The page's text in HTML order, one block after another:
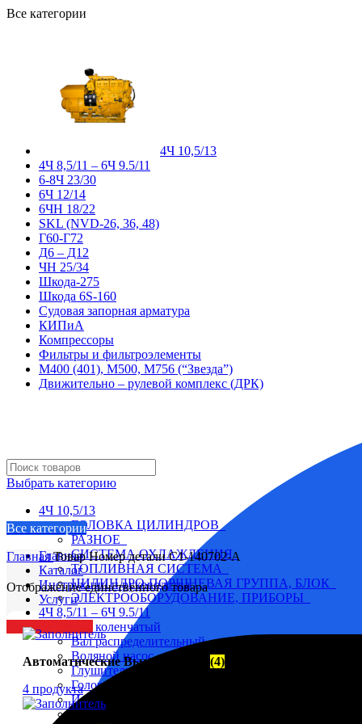
Все категории
4Ч 10,5/13
4Ч 8,5/11 – 6Ч 9.5/11
6-8Ч 23/30
6Ч 12/14
6ЧН 18/22
SKL (NVD-26, 36, 48)
Г60-Г72
Д6 – Д12
ЧН 25/34
Шкода-275
Шкода 6S-160
Судовая запорная арматура
КИПиА
Компрессоры
Фильтры и фильтроэлементы
М400 (401), М500, М756 (“Звезда”)
Движительно – рулевой комплекс (ДРК)
Выбрать категорию
4Ч 10,5/13
ГОЛОВКА ЦИЛИНДРОВ
РАЗНОЕ
СИСТЕМА ОХЛАЖДЕНИЯ
ТОПЛИВНАЯ СИСТЕМА
ЦИЛИНДРО-ПОРШНЕВАЯ ГРУППА, БЛОК
ЭЛЕКТРООБОРУДОВАНИЕ, ПРИБОРЫ
4Ч 8,5/11 – 6Ч 9.5/11
Вал коленчатый
Вал распределительный
Водяной насос
Глушитель
Головка цилиндра
Инструмент и приспособление
Коллектор выхлопной
Все категории
Главная
Каталог
Инструкции и руководства
Услуги
Заказать детали
ГлавнаяТовар Номер деталиС1-140702-А
Отображение единственного товара
Автоматические Выключатели (4)
4 продукта